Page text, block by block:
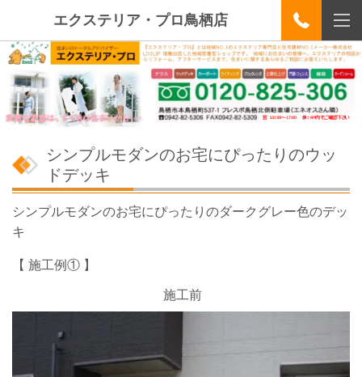
エクステリア・プロ鳥栖店
シンプルモダンのお宅にぴったりのウッ
ドデッキ
シンプルモダンのお宅にぴったりのダークグレー色のデッ
キ
【 施工例① 】
施工前